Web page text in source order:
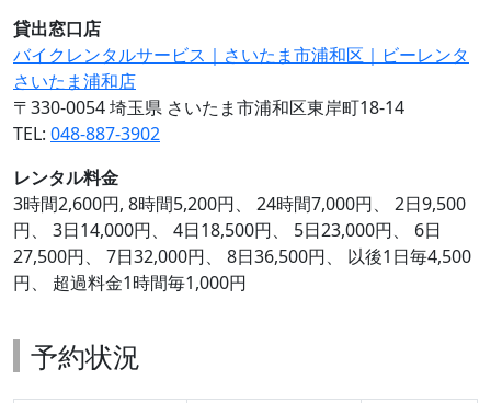
貸出窓口店
バイクレンタルサービス｜さいたま市浦和区｜ビーレンタ
さいたま浦和店
〒330-0054 埼玉県 さいたま市浦和区東岸町18-14
TEL: 048-887-3902
レンタル料金
3時間2,600円, 8時間5,200円、 24時間7,000円、 2日9,500
円、 3日14,000円、 4日18,500円、 5日23,000円、 6日
27,500円、 7日32,000円、 8日36,500円、 以後1日毎4,500
円、 超過料金1時間毎1,000円
予約状況